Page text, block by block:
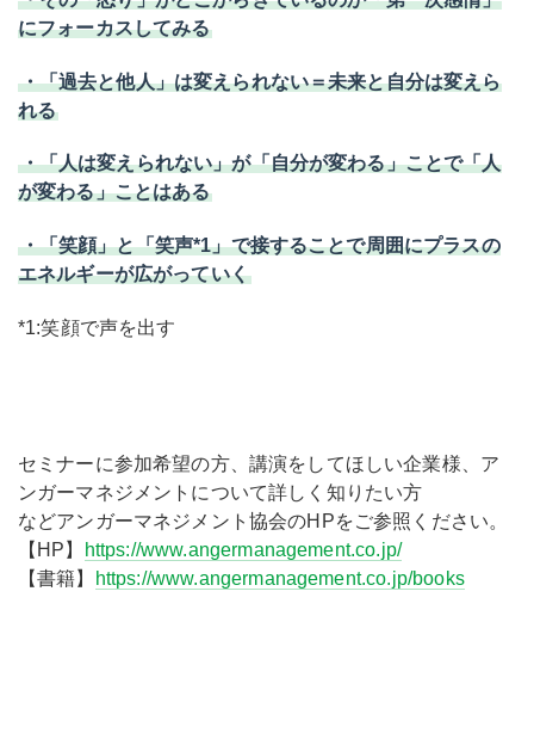
にフォーカスしてみる
・「過去と他人」は変えられない＝未来と自分は変えら
れる
・「人は変えられない」が「自分が変わる」ことで「人
が変わる」ことはある
・「笑顔」と「笑声*1」で接することで周囲にプラスの
エネルギーが広がっていく
*1:笑顔で声を出す
セミナーに参加希望の方、講演をしてほしい企業様、ア
ンガーマネジメントについて詳しく知りたい方
などアンガーマネジメント協会のHPをご参照ください。
【HP】
https://www.angermanagement.co.jp/
【書籍】
https://www.angermanagement.co.jp/books